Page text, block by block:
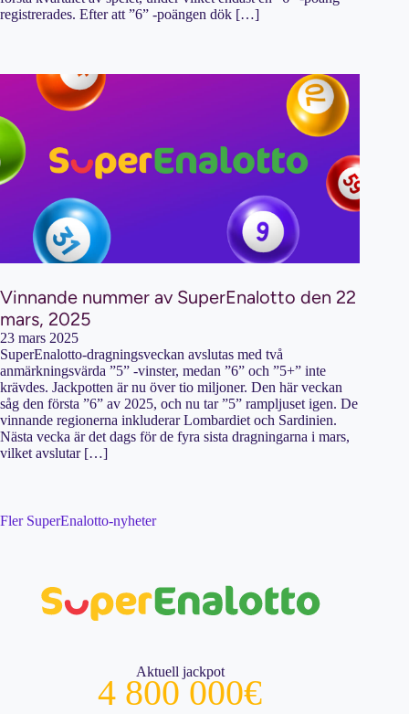
registrerades. Efter att ”6” -poängen dök […]
Vinnande nummer av SuperEnalotto den 22
mars, 2025
23 mars 2025
SuperEnalotto-dragningsveckan avslutas med två
anmärkningsvärda ”5” -vinster, medan ”6” och ”5+” inte
krävdes. Jackpotten är nu över tio miljoner. Den här veckan
såg den första ”6” av 2025, och nu tar ”5” rampljuset igen. De
vinnande regionerna inkluderar Lombardiet och Sardinien.
Nästa vecka är det dags för de fyra sista dragningarna i mars,
vilket avslutar […]
Fler SuperEnalotto-nyheter
Aktuell jackpot
4 800 000€